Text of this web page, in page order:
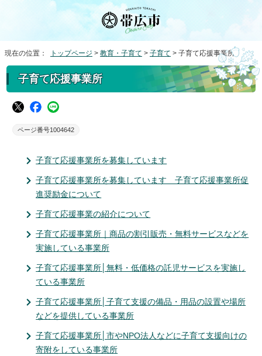
現在の位置： トップページ > 教育・子育て > 子育て > 子育て応援事業所
子育て応援事業所
ページ番号1004642
子育て応援事業所を募集しています
子育て応援事業所を募集しています 子育て応援事業所促
進奨励金について
子育て応援事業の紹介について
子育て応援事業所｜商品の割引販売・無料サービスなどを
実施している事業所
子育て応援事業所│無料・低価格の託児サービスを実施し
ている事業所
子育て応援事業所│子育て支援の備品・用品の設置や場所
などを提供している事業所
子育て応援事業所│市やNPO法人などに子育て支援向けの
寄附をしている事業所